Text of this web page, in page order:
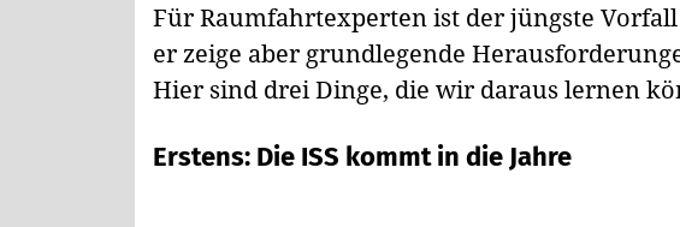
Für Raumfahrtexperten ist der jüngste
er zeige aber grundlegende
Hier sind drei Dinge, die wir daraus lernen
Erstens: Die ISS kommt in die Jahre